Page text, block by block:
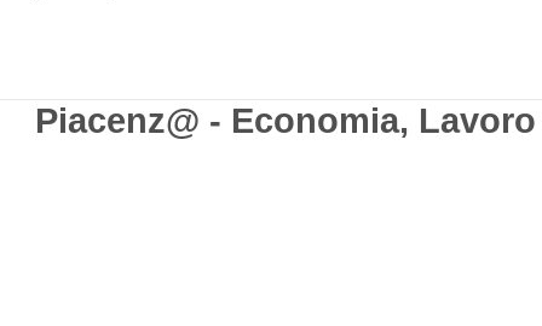
Piacenz@ - Economia,